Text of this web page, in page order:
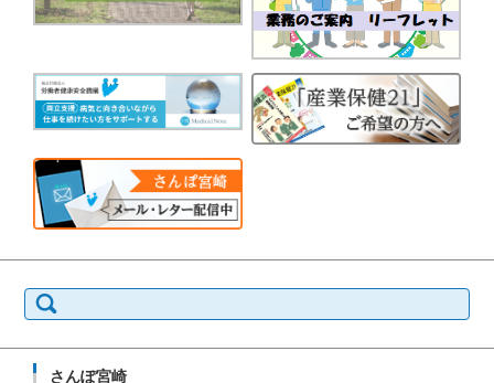
索:
さんぽ宮崎